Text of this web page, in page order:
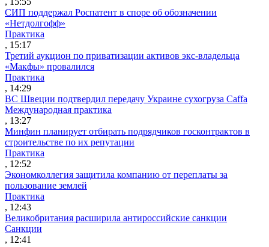
СИП поддержал Роспатент в споре об обозначении
«Нетдолгофф»
Практика
, 15:17
Третий аукцион по приватизации активов экс-владельца
«Макфы» провалился
Практика
, 14:29
ВС Швеции подтвердил передачу Украине сухогруза Caffa
Международная практика
, 13:27
Минфин планирует отбирать подрядчиков госконтрактов в
строительстве по их репутации
Практика
, 12:52
Экономколлегия защитила компанию от переплаты за
пользование землей
Практика
, 12:43
Великобритания расширила антироссийские санкции
Санкции
, 12:41